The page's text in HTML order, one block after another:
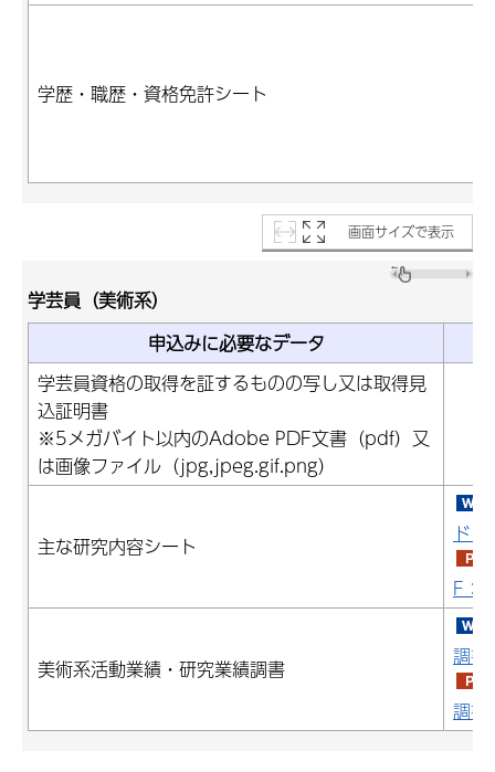
学歴・職歴・資格免許シート
画面サイズで表示
学芸員（美術系）
申込みに必要なデータ
学芸員資格の取得を証するものの写し又は取得見
込証明書
※5メガバイト以内のAdobe PDF文書（pdf）又
は画像ファイル（jpg,jpeg.gif.png）
主な研究内容シート
ド
F：
美術系活動業績・研究業績調書
調書
調